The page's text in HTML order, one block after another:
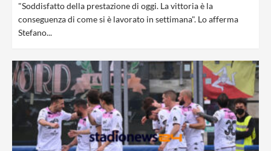
"Soddisfatto della prestazione di oggi. La vittoria è la
conseguenza di come si è lavorato in settimana". Lo afferma
Stefano...